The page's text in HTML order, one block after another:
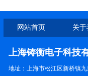
网站首页 关
上海铸衡电子科技
地址：上海市松江区新桥镇